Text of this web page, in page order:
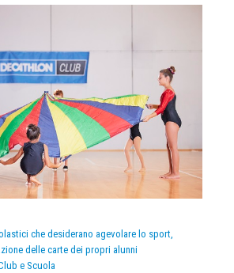
che desiderano agevolare lo sport,
delle carte dei propri alunni
e Scuola